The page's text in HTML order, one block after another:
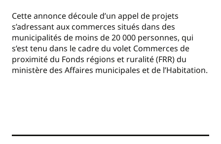
Cette annonce découle d’un appel de projets
s’adressant aux commerces situés dans des
municipalités de moins de 20 000 personnes, qui
s’est tenu dans le cadre du volet Commerces de
proximité du Fonds régions et ruralité (FRR) du
ministère des Affaires municipales et de l’Habitation.